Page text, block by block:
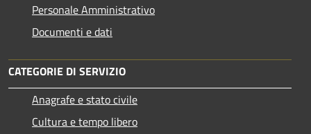
Personale Amministrativo
Documenti e dati
CATEGORIE DI SERVIZIO
Anagrafe e stato civile
Cultura e tempo libero